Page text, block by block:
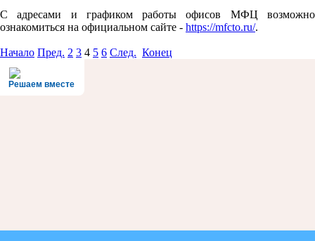
С адресами и графиком работы офисов МФЦ возможно
ознакомиться на официальном сайте - https://mfcto.ru/.
Начало Пред. 2 3 4 5 6 След. Конец
Решаем вместе